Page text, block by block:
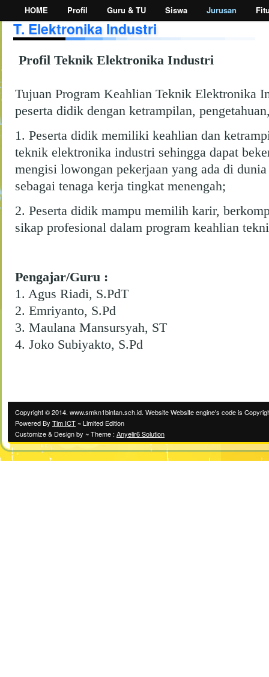
HOME Profil Guru & TU Siswa Jurusan
T. Elektronika Industri
Profil Teknik Elektronika Industri
Tujuan Program Keahlian Teknik Elektronika
peserta didik dengan ketrampilan,
1. Peserta didik memiliki keahlian dan
teknik elektronika industri sehingga dapat
mengisi lowongan pekerjaan yang ada di
sebagai tenaga kerja tingkat menengah;
2. Peserta didik mampu memilih karir,
sikap profesional dalam program keahlian
Pengajar/Guru :
1. Agus Riadi, S.PdT
2. Emriyanto, S.Pd
3. Maulana Mansursyah, ST
4. Joko Subiyakto, S.Pd
Copyright © 2014. www.smkn1bintan.sch.id. Website Website engine's code is
Powered By Tim ICT ~ Limited Edition
Customize & Design by ~ Theme : Anyelir6 Solution